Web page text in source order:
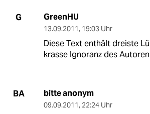
G GreenHU
13.09.2011, 19:03 Uhr
Diese Text enthält dreiste
krasse Ignoranz des
BA bitte anonym
09.09.2011, 22:24 Uhr